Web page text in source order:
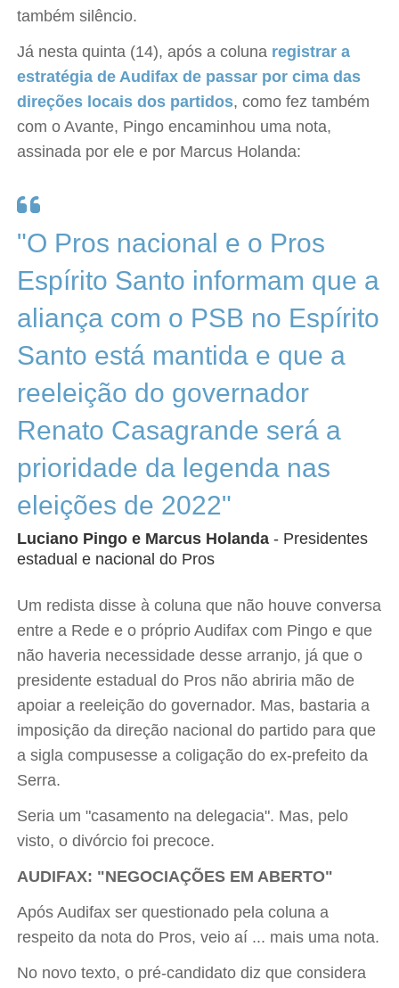
também silêncio.
Já nesta quinta (14), após a coluna registrar a
estratégia de Audifax de passar por cima das
direções locais dos partidos, como fez também
com o Avante, Pingo encaminhou uma nota,
assinada por ele e por Marcus Holanda:
"O Pros nacional e o Pros
Espírito Santo informam que a
aliança com o PSB no Espírito
Santo está mantida e que a
reeleição do governador
Renato Casagrande será a
prioridade da legenda nas
eleições de 2022"
Luciano Pingo e Marcus Holanda - Presidentes
estadual e nacional do Pros
Um redista disse à coluna que não houve conversa
entre a Rede e o próprio Audifax com Pingo e que
não haveria necessidade desse arranjo, já que o
presidente estadual do Pros não abriria mão de
apoiar a reeleição do governador. Mas, bastaria a
imposição da direção nacional do partido para que
a sigla compusesse a coligação do ex-prefeito da
Serra.
Seria um "casamento na delegacia". Mas, pelo
visto, o divórcio foi precoce.
AUDIFAX: "NEGOCIAÇÕES EM ABERTO"
Após Audifax ser questionado pela coluna a
respeito da nota do Pros, veio aí ... mais uma nota.
No novo texto, o pré-candidato diz que considera